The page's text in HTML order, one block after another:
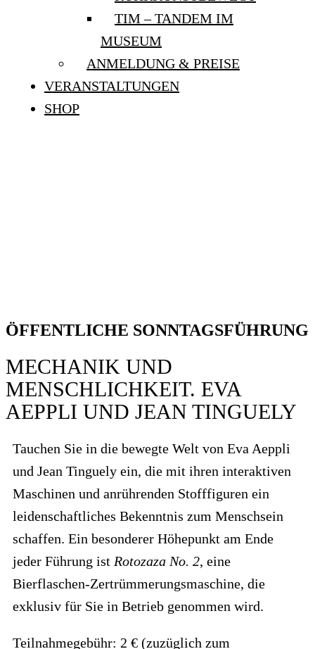
TIM – TANDEM IM
MUSEUM
ANMELDUNG & PREISE
VERANSTALTUNGEN
SHOP
ÖFFENTLICHE SONNTAGSFÜHRUNG
MECHANIK UND
MENSCHLICHKEIT. EVA
AEPPLI UND JEAN TINGUELY
Tauchen Sie in die bewegte Welt von Eva Aeppli
und Jean Tinguely ein, die mit ihren interaktiven
Maschinen und anrührenden Stofffiguren ein
leidenschaftliches Bekenntnis zum Menschsein
schaffen. Ein besonderer Höhepunkt am Ende
jeder Führung ist Rotozaza No. 2, eine
Bierflaschen-Zertrümmerungsmaschine, die
exklusiv für Sie in Betrieb genommen wird.
Teilnahmegebühr: 2 € (zuzüglich zum